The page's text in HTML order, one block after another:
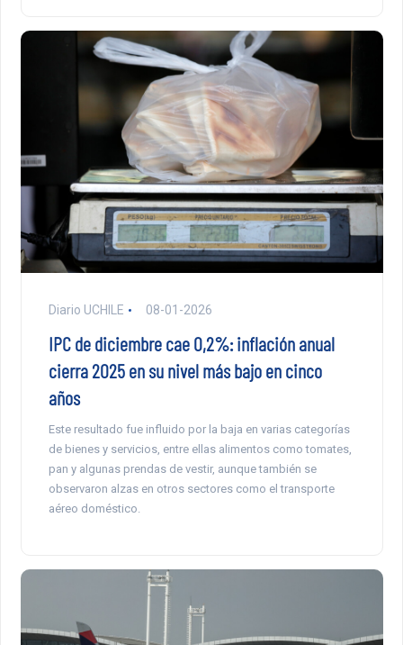
Diario UCHILE 08-01-2026
IPC de diciembre cae 0,2%: inflación anual
cierra 2025 en su nivel más bajo en cinco
años
Este resultado fue influido por la baja en varias categorías
de bienes y servicios, entre ellas alimentos como tomates,
pan y algunas prendas de vestir, aunque también se
observaron alzas en otros sectores como el transporte
aéreo doméstico.